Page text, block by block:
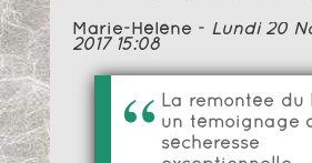
Marie-Hélène - Lundi 20
2017 15:08
La remontée du
un témoignage
sécheresse